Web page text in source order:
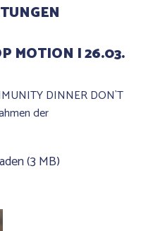
MOTION I 26.03.
DINNER DON`T
der
(3 MB)